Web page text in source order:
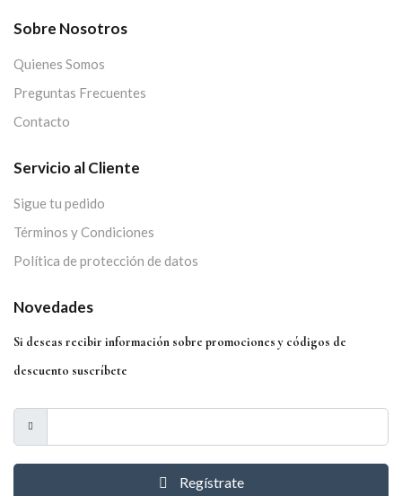
Sobre Nosotros
Quienes Somos
Preguntas Frecuentes
Contacto
Servicio al Cliente
Sigue tu pedido
Términos y Condiciones
Política de protección de datos
Novedades
Si deseas recibir información sobre promociones y códigos de
descuento suscríbete
Regístrate